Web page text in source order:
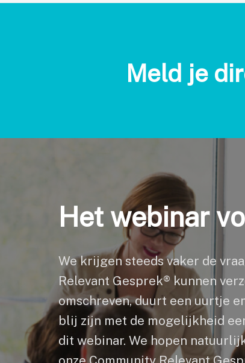
Meld je
Het webinar
We krijgen steeds vaker de
Relevant Gesprek® kunnen
omschreven, duurt een uurtje
blij zijn met de mogelijkheid
dit webinar. We hopen